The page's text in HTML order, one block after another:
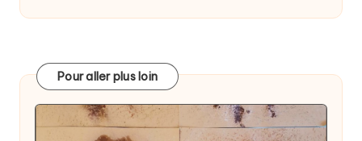
Pour aller plus loin